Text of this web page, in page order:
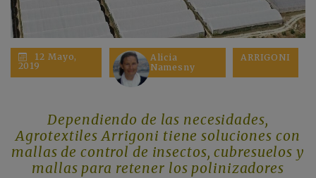
12 Mayo,
2019
Alicia
Namesny
ARRIGONI
Dependiendo de las necesidades,
Agrotextiles Arrigoni tiene soluciones con
mallas de control de insectos, cubresuelos y
mallas para retener los polinizadores